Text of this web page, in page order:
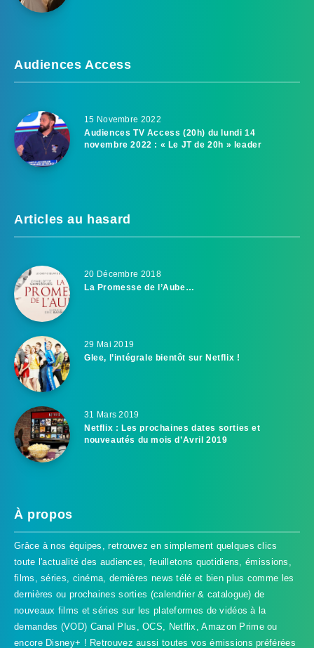
Audiences Access
15 Novembre 2022
Audiences TV Access (20h) du lundi 14
novembre 2022 : « Le JT de 20h » leader
Articles au hasard
20 Décembre 2018
La Promesse de l’Aube…
29 Mai 2019
Glee, l’intégrale bientôt sur Netflix !
31 Mars 2019
Netflix : Les prochaines dates sorties et
nouveautés du mois d’Avril 2019
À propos
Grâce à nos équipes, retrouvez en simplement quelques clics
toute l'actualité des audiences, feuilletons quotidiens, émissions,
films, séries, cinéma, dernières news télé et bien plus comme les
dernières ou prochaines sorties (calendrier & catalogue) de
nouveaux films et séries sur les plateformes de vidéos à la
demandes (VOD) Canal Plus, OCS, Netflix, Amazon Prime ou
encore Disney+ ! Retrouvez aussi toutes vos émissions préférées